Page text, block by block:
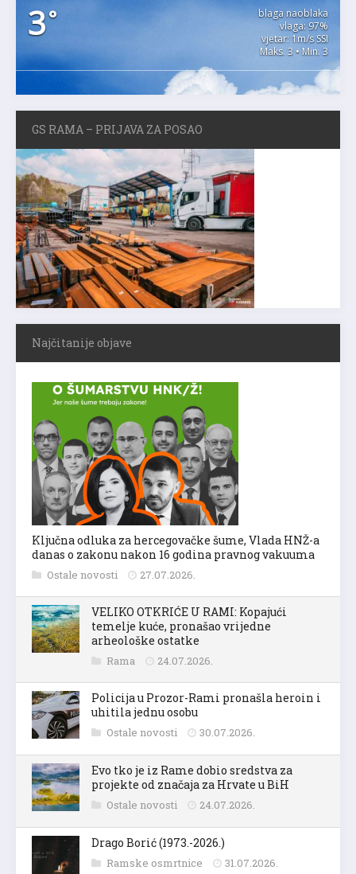
3°
blaga naoblaka
vlaga: 97%
vjetar: 1m/s SSI
Maks. 3 • Min. 3
GS RAMA – PRIJAVA ZA POSAO
Najčitanije objave
Ključna odluka za hercegovačke šume, Vlada HNŽ-a
danas o zakonu nakon 16 godina pravnog vakuuma
Ostale novosti 27.07.2026.
VELIKO OTKRIĆE U RAMI: Kopajući
temelje kuće, pronašao vrijedne
arheološke ostatke
Rama 24.07.2026.
Policija u Prozor-Rami pronašla heroin i
uhitila jednu osobu
Ostale novosti 30.07.2026.
Evo tko je iz Rame dobio sredstva za
projekte od značaja za Hrvate u BiH
Ostale novosti 24.07.2026.
Drago Borić (1973.-2026.)
Ramske osmrtnice 31.07.2026.